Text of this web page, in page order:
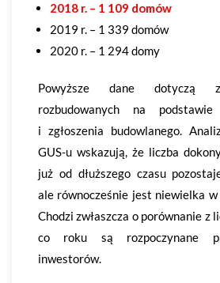
2018 r. – 1 109 domów
2019 r. – 1 339 domów
2020 r. – 1 294 domy
Powyższe dane dotyczą
rozbudowanych na
i zgłoszenia budowlanego.
GUS-u wskazują, że liczba
już od dłuższego czasu
ale równocześnie jest niewielka w
Chodzi zwłaszcza o porównanie z
co roku są rozpoczynane
inwestorów.